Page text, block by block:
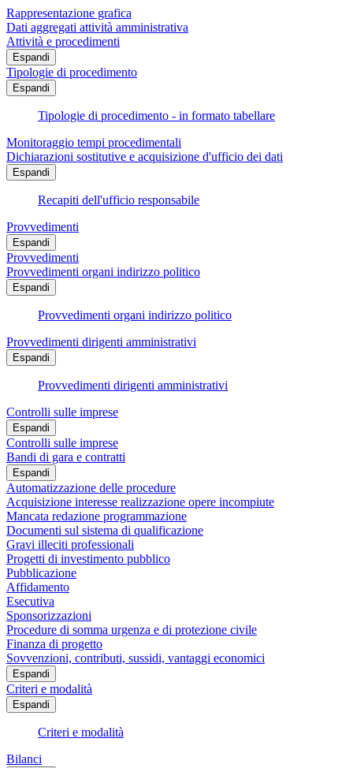
Rappresentazione grafica
Dati aggregati attività amministrativa
Attività e procedimenti
Espandi
Tipologie di procedimento
Espandi
Tipologie di procedimento - in formato tabellare
Monitoraggio tempi procedimentali
Dichiarazioni sostitutive e acquisizione d'ufficio dei dati
Espandi
Recapiti dell'ufficio responsabile
Provvedimenti
Espandi
Provvedimenti
Provvedimenti organi indirizzo politico
Espandi
Provvedimenti organi indirizzo politico
Provvedimenti dirigenti amministrativi
Espandi
Provvedimenti dirigenti amministrativi
Controlli sulle imprese
Espandi
Controlli sulle imprese
Bandi di gara e contratti
Espandi
Automatizzazione delle procedure
Acquisizione interesse realizzazione opere incompiute
Mancata redazione programmazione
Documenti sul sistema di qualificazione
Gravi illeciti professionali
Progetti di investimento pubblico
Pubblicazione
Affidamento
Esecutiva
Sponsorizzazioni
Procedure di somma urgenza e di protezione civile
Finanza di progetto
Sovvenzioni, contributi, sussidi, vantaggi economici
Espandi
Criteri e modalità
Espandi
Criteri e modalità
Bilanci